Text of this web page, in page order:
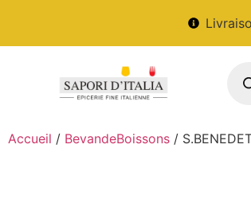
Accueil / BevandeBoissons /